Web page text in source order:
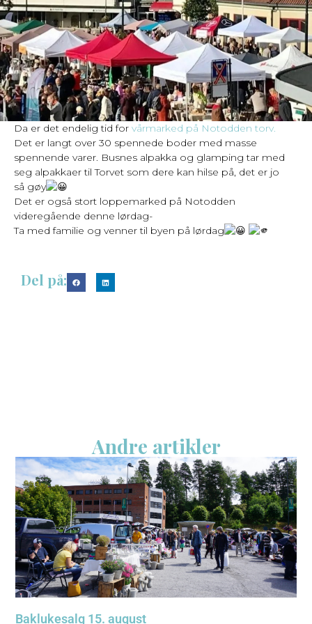
Da er det endelig tid for vårmarked på Notodden torv.
Det er langt over 30 spennede boder med masse
spennende varer. Busnes alpakka og glamping tar med
seg alpakkaer til Torvet som dere kan hilse på, det er jo
så gøy
Det er også stort loppemarked på Notodden
videregående denne lørdag-
Ta med familie og venner til byen på lørdag
Del på:
Andre artikler
Baklukesalg 15. august